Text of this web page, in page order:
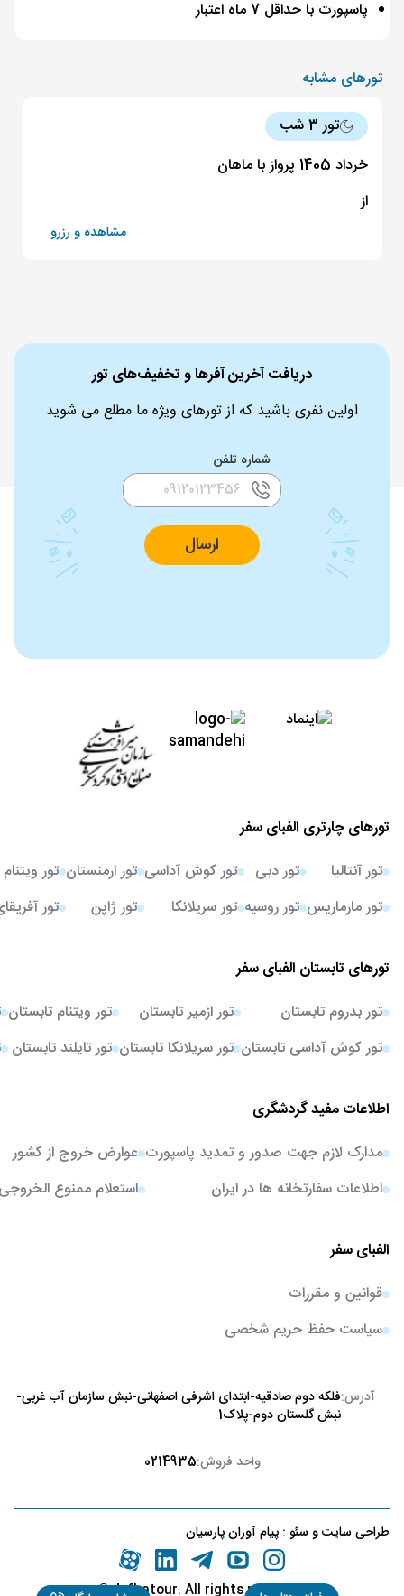
پاسپورت با حداقل 7 ماه اعتبار
تورهای مشابه
تور 3 شب
خرداد 1405 پرواز با ماهان
از
مشاهده و رزرو
دریافت آخرین آفرها و تخفیف‌های تور
اولین نفری باشید که از تورهای ویژه ما مطلع می شوید
شماره تلفن
ارسال
تورهای چارتری الفبای سفر
تور آنتالیا
تور مارماریس
تور دبی
تور روسیه
تور کوش آداسی
تور سریلانکا
تور ارمنستان
تور ژاپن
تور ویتنام
تور
تورهای تابستان الفبای سفر
تور بدروم تابستان
تور کوش آداسی تابستان
تور ازمیر تابستان
تور سریلانکا تابستان
تور ویتنام تابستان
تور تایلند تابستان
اطلاعات مفید گردشگری
مدارک لازم جهت صدور و تمدید پاسپورت
اطلاعات سفارتخانه ها در ایران
عوارض خروج از کشور
استعلام ممنوع
الفبای سفر
قوانین و مقررات
سیاست حفظ حریم شخصی
آدرس:فلکه دوم صادقیه-ابتدای اشرفی اصفهانی-نبش سازمان آب غربی-
نبش گلستان دوم-پلاک1
واحد فروش:0214935
طراحی سایتوسئو : پیام آوران پارسیان
.alefbatour. All rights reserved
©